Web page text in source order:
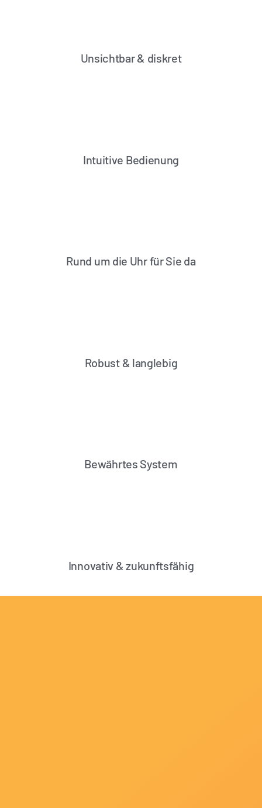
Unsichtbar & diskret
Intuitive Bedienung
Rund um die Uhr für Sie da
Robust & langlebig
Bewährtes System
Innovativ & zukunftsfähig